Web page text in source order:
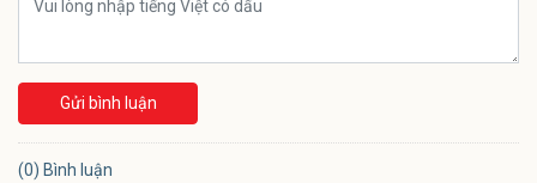
Gửi bình luận
(0) Bình luận